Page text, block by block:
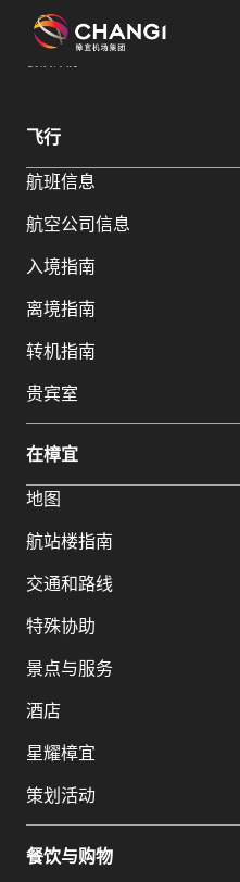
所
樟
宜
网
站:
选
择
言:
樟宜机场 樟宜机场餐饮与购物
飞行
航班信息
航空公司信息
入境指南
离境指南
转机指南
贵宾室
在樟宜
地图
航站楼指南
交通和路线
特殊协助
景点与服务
酒店
星耀樟宜
策划活动
餐饮与购物